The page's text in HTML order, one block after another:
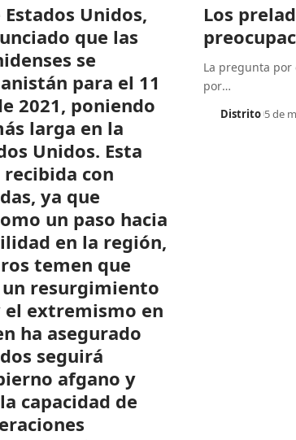
Unidos,
que las
se
para el 11
2021, poniendo
larga en la
Unidos. Esta
con
ya que
un paso hacia
en la región,
temen que
resurgimiento
el extremismo en
ha asegurado
seguirá
afgano y
capacidad de
Los
La pregunta
por…
Distrito 5 de